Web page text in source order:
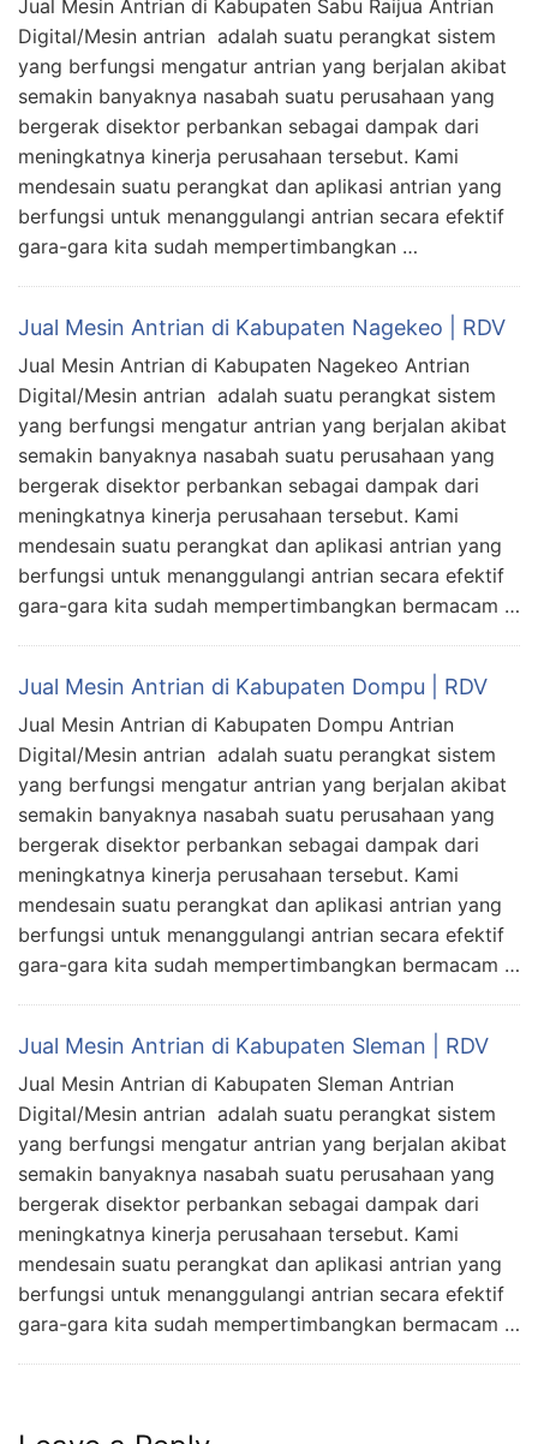
Jual Mesin Antrian di Kabupaten Sabu Raijua Antrian
Digital/Mesin antrian adalah suatu perangkat sistem
yang berfungsi mengatur antrian yang berjalan akibat
semakin banyaknya nasabah suatu perusahaan yang
bergerak disektor perbankan sebagai dampak dari
meningkatnya kinerja perusahaan tersebut. Kami
mendesain suatu perangkat dan aplikasi antrian yang
berfungsi untuk menanggulangi antrian secara efektif
gara-gara kita sudah mempertimbangkan …
Jual Mesin Antrian di Kabupaten Nagekeo | RDV
Jual Mesin Antrian di Kabupaten Nagekeo Antrian
Digital/Mesin antrian adalah suatu perangkat sistem
yang berfungsi mengatur antrian yang berjalan akibat
semakin banyaknya nasabah suatu perusahaan yang
bergerak disektor perbankan sebagai dampak dari
meningkatnya kinerja perusahaan tersebut. Kami
mendesain suatu perangkat dan aplikasi antrian yang
berfungsi untuk menanggulangi antrian secara efektif
gara-gara kita sudah mempertimbangkan bermacam …
Jual Mesin Antrian di Kabupaten Dompu | RDV
Jual Mesin Antrian di Kabupaten Dompu Antrian
Digital/Mesin antrian adalah suatu perangkat sistem
yang berfungsi mengatur antrian yang berjalan akibat
semakin banyaknya nasabah suatu perusahaan yang
bergerak disektor perbankan sebagai dampak dari
meningkatnya kinerja perusahaan tersebut. Kami
mendesain suatu perangkat dan aplikasi antrian yang
berfungsi untuk menanggulangi antrian secara efektif
gara-gara kita sudah mempertimbangkan bermacam …
Jual Mesin Antrian di Kabupaten Sleman | RDV
Jual Mesin Antrian di Kabupaten Sleman Antrian
Digital/Mesin antrian adalah suatu perangkat sistem
yang berfungsi mengatur antrian yang berjalan akibat
semakin banyaknya nasabah suatu perusahaan yang
bergerak disektor perbankan sebagai dampak dari
meningkatnya kinerja perusahaan tersebut. Kami
mendesain suatu perangkat dan aplikasi antrian yang
berfungsi untuk menanggulangi antrian secara efektif
gara-gara kita sudah mempertimbangkan bermacam …